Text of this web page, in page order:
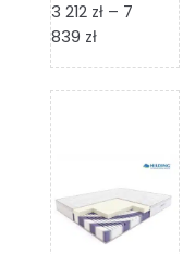
3 212 zł – 7
839 złZakres
od
839 zł